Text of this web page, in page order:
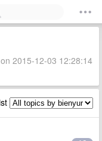
2015-12-03 12:28:14